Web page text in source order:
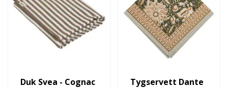
Duk Svea - Cognac
Tygservett Dante